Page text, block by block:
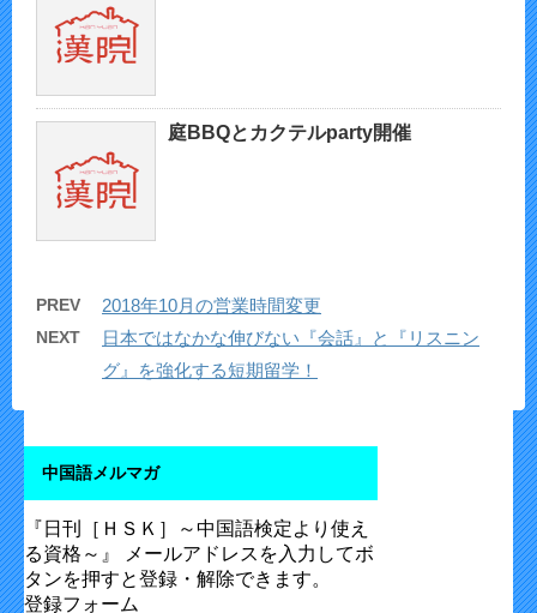
庭BBQとカクテルparty開催
PREV 2018年10月の営業時間変更
NEXT
日本ではなかな伸びない『会話』と『リスニン
グ』を強化する短期留学！
中国語メルマガ
『日刊［ＨＳＫ］～中国語検定より使え
る資格～』 メールアドレスを入力してボ
タンを押すと登録・解除できます。
登録フォーム